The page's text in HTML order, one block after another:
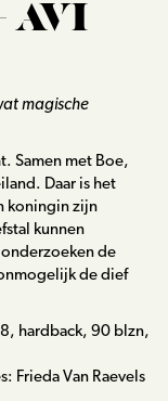
AVI
magische
Samen met Boe,
Daar is het
koningin zijn
kunnen
de
de dief
hardback, 90 blzn,
Frieda Van Raevels